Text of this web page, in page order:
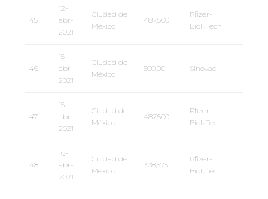
45
12-
abr-
2021
Ciudad de
México
487,500
Pfizer-
BioNTech
46
15-
abr-
2021
Ciudad de
México
500,00 Sinovac
47
15-
abr-
2021
Ciudad de
México
487,500
Pfizer-
BioNTech
48
16-
abr-
2021
Ciudad de
México
328,575
Pfizer-
BioNTech